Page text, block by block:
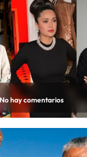
No hay comentarios